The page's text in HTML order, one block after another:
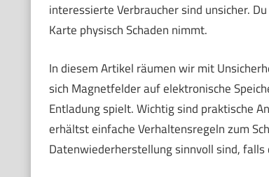
interessierte Verbraucher sind unsicher.
Karte physisch Schaden nimmt.
In diesem Artikel räumen wir mit
sich Magnetfelder auf elektronische
Entladung spielt. Wichtig sind praktische
erhältst einfache Verhaltensregeln zum
Datenwiederherstellung sinnvoll sind,